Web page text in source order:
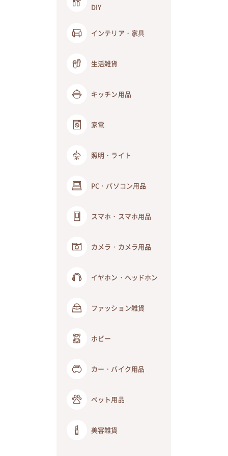
DIY
インテリア・家具
生活雑貨
キッチン用品
家電
照明・ライト
PC・パソコン用品
スマホ・スマホ用品
カメラ・カメラ用品
イヤホン・ヘッドホン
ファッション雑貨
ホビー
カー・バイク用品
ペット用品
美容雑貨